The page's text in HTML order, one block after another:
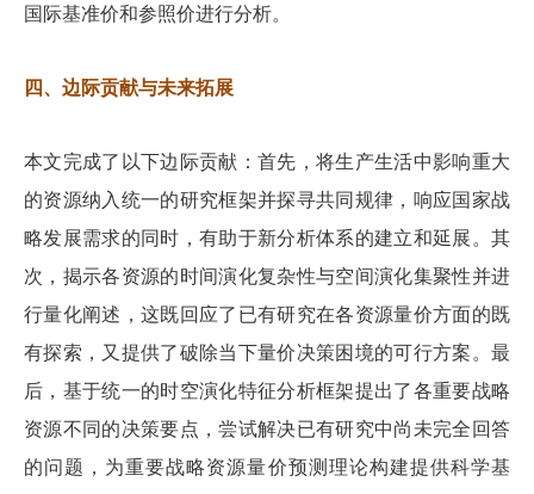
国际基准价和参照价进行分析。
四、边际贡献与未来拓展
本文完成了以下边际贡献：首先，将生产生活中影响重大
的资源纳入统一的研究框架并探寻共同规律，响应国家战
略发展需求的同时，有助于新分析体系的建立和延展。其
次，揭示各资源的时间演化复杂性与空间演化集聚性并进
行量化阐述，这既回应了已有研究在各资源量价方面的既
有探索，又提供了破除当下量价决策困境的可行方案。最
后，基于统一的时空演化特征分析框架提出了各重要战略
资源不同的决策要点，尝试解决已有研究中尚未完全回答
的问题，为重要战略资源量价预测理论构建提供科学基